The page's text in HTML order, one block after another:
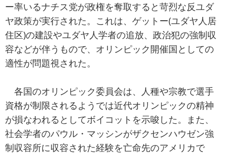
ー率いるナチス党が政権を奪取すると苛烈な反ユダ
ヤ政策が実行された。これは、ゲットー(ユダヤ人居
住区)の建設やユダヤ人学者の追放、政治犯の強制収
容などが伴うもので、オリンピック開催国としての
適性が問題視された。
各国のオリンピック委員会は、人種や宗教で選手
資格が制限されるようでは近代オリンピックの精神
が損なわれるとしてボイコットを示唆した。また、
社会学者のパウル・マッシンがザクセンハウゼン強
制収容所に収容された経験を亡命先のアメリカで